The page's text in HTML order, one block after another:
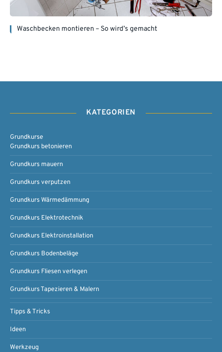
Waschbecken montieren – So wird’s gemacht
KATEGORIEN
Grundkurse
Grundkurs betonieren
Grundkurs mauern
Grundkurs verputzen
Grundkurs Wärmedämmung
Grundkurs Elektrotechnik
Grundkurs Elektroinstallation
Grundkurs Bodenbeläge
Grundkurs Fliesen verlegen
Grundkurs Tapezieren & Malern
Tipps & Tricks
Ideen
Werkzeug